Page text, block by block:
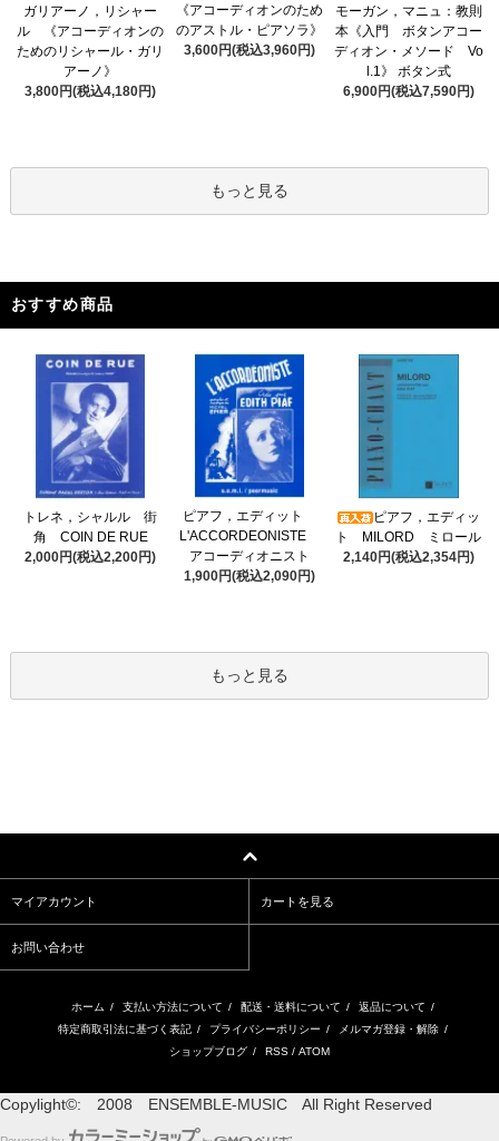
ガリアーノ，リシャー
ル 《アコーディオンの
ためのリシャール・ガリ
アーノ》
3,800円(税込4,180円)
《アコーディオンのため
のアストル・ピアソラ》
3,600円(税込3,960円)
モーガン，マニュ：教則
本《入門 ボタンアコー
ディオン・メソード Vo
l.1》 ボタン式
6,900円(税込7,590円)
もっと見る
おすすめ商品
トレネ，シャルル 街
角 COIN DE RUE
2,000円(税込2,200円)
ピアフ，エディット
L'ACCORDEONISTE
アコーディオニスト
1,900円(税込2,090円)
ピアフ，エディッ
ト MILORD ミロール
2,140円(税込2,354円)
もっと見る
マイアカウント カートを見る
お問い合わせ
ホーム / 支払い方法について / 配送・送料について / 返品について /
特定商取引法に基づく表記 / プライバシーポリシー / メルマガ登録・解除 /
ショップブログ / RSS / ATOM
Copylight©: 2008 ENSEMBLE-MUSIC All Right Reserved